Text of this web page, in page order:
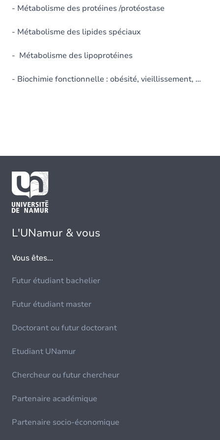
- Métabolisme des protéines /protéostase
- Métabolisme des lipides spéciaux
- Métabolisme des lipoprotéines
- Biochimie fonctionnelle : obésité, vieillissement, …
L'UNamur & vous
Vous êtes...
Futur étudiant bachelier
Futur étudiant master
Doctorant ou futur doctorant
Etudiant UNamur
Chercheur ou futur chercheur
Partenaire académique
Partenaire socio-économique